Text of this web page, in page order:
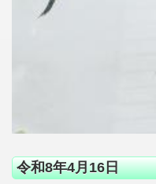
令和8年4月16日